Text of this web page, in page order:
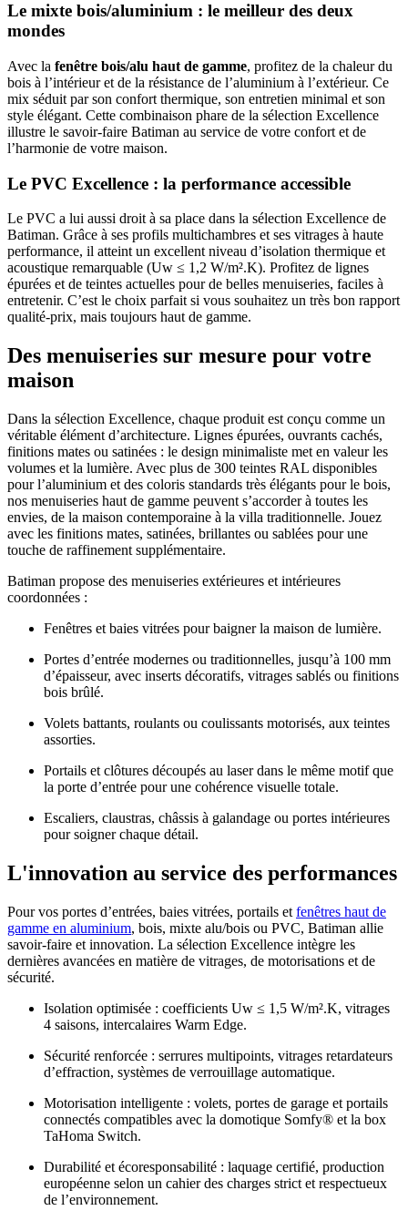
Le mixte bois/aluminium : le meilleur des deux
mondes
Avec la fenêtre bois/alu haut de gamme, profitez de la chaleur du
bois à l’intérieur et de la résistance de l’aluminium à l’extérieur. Ce
mix séduit par son confort thermique, son entretien minimal et son
style élégant. Cette combinaison phare de la sélection Excellence
illustre le savoir-faire Batiman au service de votre confort et de
l’harmonie de votre maison.
Le PVC Excellence : la performance accessible
Le PVC a lui aussi droit à sa place dans la sélection Excellence de
Batiman. Grâce à ses profils multichambres et ses vitrages à haute
performance, il atteint un excellent niveau d’isolation thermique et
acoustique remarquable (Uw ≤ 1,2 W/m².K). Profitez de lignes
épurées et de teintes actuelles pour de belles menuiseries, faciles à
entretenir. C’est le choix parfait si vous souhaitez un très bon rapport
qualité-prix, mais toujours haut de gamme.
Des menuiseries sur mesure pour votre
maison
Dans la sélection Excellence, chaque produit est conçu comme un
véritable élément d’architecture. Lignes épurées, ouvrants cachés,
finitions mates ou satinées : le design minimaliste met en valeur les
volumes et la lumière. Avec plus de 300 teintes RAL disponibles
pour l’aluminium et des coloris standards très élégants pour le bois,
nos menuiseries haut de gamme peuvent s’accorder à toutes les
envies, de la maison contemporaine à la villa traditionnelle. Jouez
avec les finitions mates, satinées, brillantes ou sablées pour une
touche de raffinement supplémentaire.
Batiman propose des menuiseries extérieures et intérieures
coordonnées :
Fenêtres et baies vitrées pour baigner la maison de lumière.
Portes d’entrée modernes ou traditionnelles, jusqu’à 100 mm
d’épaisseur, avec inserts décoratifs, vitrages sablés ou finitions
bois brûlé.
Volets battants, roulants ou coulissants motorisés, aux teintes
assorties.
Portails et clôtures découpés au laser dans le même motif que
la porte d’entrée pour une cohérence visuelle totale.
Escaliers, claustras, châssis à galandage ou portes intérieures
pour soigner chaque détail.
L'innovation au service des performances
Pour vos portes d’entrées, baies vitrées, portails et fenêtres haut de
gamme en aluminium, bois, mixte alu/bois ou PVC, Batiman allie
savoir-faire et innovation. La sélection Excellence intègre les
dernières avancées en matière de vitrages, de motorisations et de
sécurité.
Isolation optimisée : coefficients Uw ≤ 1,5 W/m².K, vitrages
4 saisons, intercalaires Warm Edge.
Sécurité renforcée : serrures multipoints, vitrages retardateurs
d’effraction, systèmes de verrouillage automatique.
Motorisation intelligente : volets, portes de garage et portails
connectés compatibles avec la domotique Somfy® et la box
TaHoma Switch.
Durabilité et écoresponsabilité : laquage certifié, production
européenne selon un cahier des charges strict et respectueux
de l’environnement.